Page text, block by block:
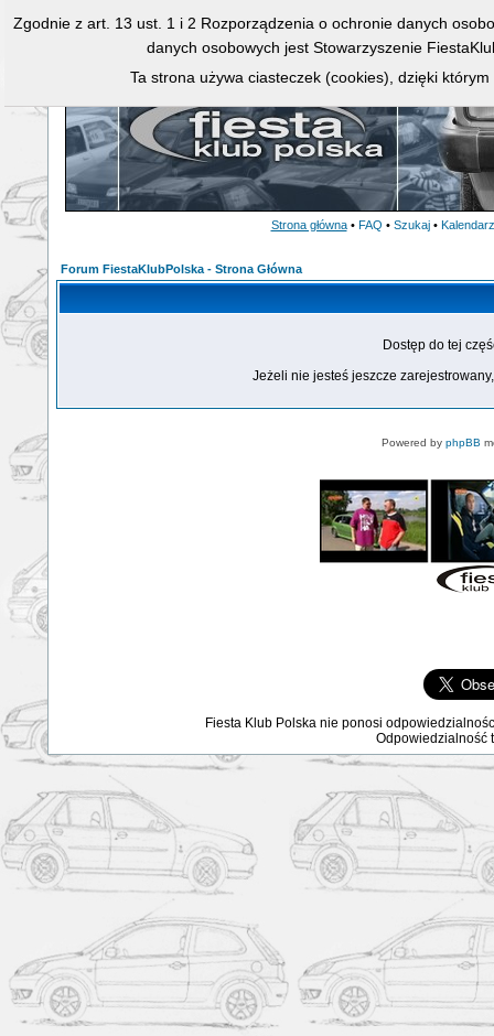
Strona główna • FAQ • Szukaj • Kalendarz
Forum FiestaKlubPolska - Strona Główna
Dostęp do tej
Jeżeli nie jesteś jeszcze
Powered by phpBB
Fiesta Klub Polska nie ponosi
Odpowiedzialność
Zgodnie z art. 13 ust. 1 i 2 Rozporządzenia o ochronie danych
danych osobowych jest Stowarzyszenie
Ta strona używa ciasteczek (cookies), dzięki